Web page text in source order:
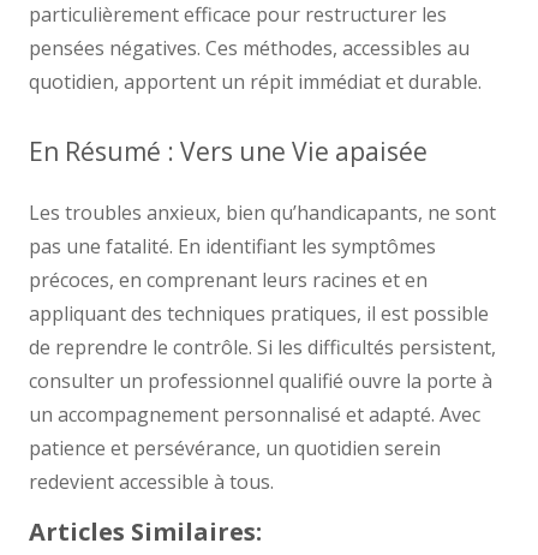
particulièrement efficace pour restructurer les
pensées négatives. Ces méthodes, accessibles au
quotidien, apportent un répit immédiat et durable.
En Résumé : Vers une Vie apaisée
Les troubles anxieux, bien qu’handicapants, ne sont
pas une fatalité. En identifiant les symptômes
précoces, en comprenant leurs racines et en
appliquant des techniques pratiques, il est possible
de reprendre le contrôle. Si les difficultés persistent,
consulter un professionnel qualifié ouvre la porte à
un accompagnement personnalisé et adapté. Avec
patience et persévérance, un quotidien serein
redevient accessible à tous.
Articles Similaires: